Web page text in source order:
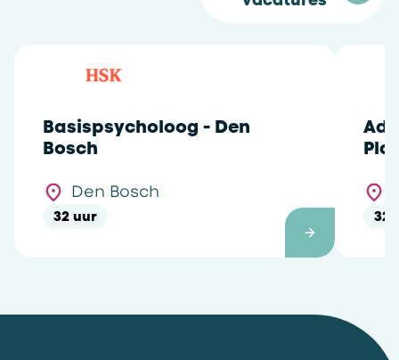
Basispsycholoog - Den
Bosch
Den Bosch
32 uur 32